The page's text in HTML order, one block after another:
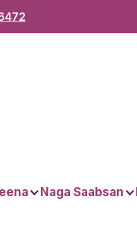
Naga Saabsan